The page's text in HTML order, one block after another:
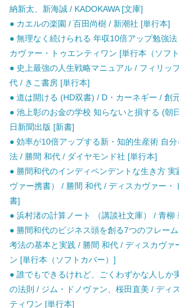
納新太、新海誠 / KADOKAWA [文庫]
● カエルの楽園 / 百田尚樹 / 新潮社 [単行本]
● 無理なく続けられる 年収10倍アップ勉強
カヴァー・トゥエンティワン [単行本（ソフ
● 史上最強の人生戦略マニュアル / フィリッ
代 / きこ書房 [単行本]
● 道は開ける (HD双書) / D・カーネギー / 創
● 池上彰のお金の学校 知らないと損する (朝
日新聞出版 [新書]
● 効率が10倍アップする新・知的生産術 自
法 / 勝間 和代 / ダイヤモンド社 [単行本]
● 勝間和代のインディペンデントな生き方 実
ヴァー携書） / 勝間 和代 / ディスカヴァー・
書]
● 浜村渚の計算ノート （講談社文庫） / 青柳
● 勝間和代のビジネス頭を創る7つのフレー
考法の基本と実践 / 勝間 和代 / ディスカヴァ
ン [単行本（ソフトカバー）]
● 誰でもできるけれど、ごくわずかな人しか
の法則 / ジム・ドノヴァン、桜田直美 / ディ
ティワン [単行本]